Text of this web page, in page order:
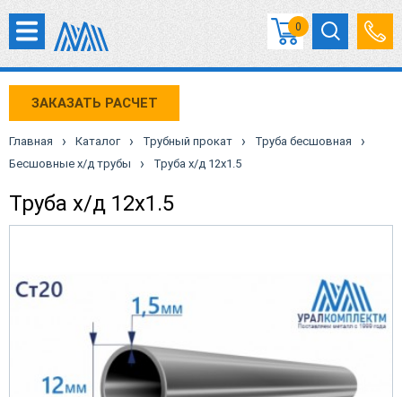
0
ЗАКАЗАТЬ РАСЧЕТ
Главная › Каталог › Трубный прокат › Труба бесшовная ›
Бесшовные х/д трубы › Труба х/д 12х1.5
Труба х/д 12х1.5